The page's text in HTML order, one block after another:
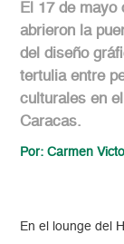
El 17 de mayo
abrieron la
del diseño
tertulia entre
culturales en
Caracas.
Por: Carmen
En el lounge del